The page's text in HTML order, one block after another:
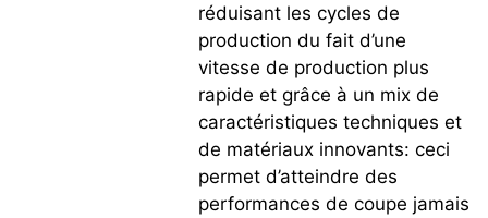
réduisant les cycles de
production du fait d’une
vitesse de production plus
rapide et grâce à un mix de
caractéristiques techniques et
de matériaux innovants: ceci
permet d’atteindre des
performances de coupe jamais